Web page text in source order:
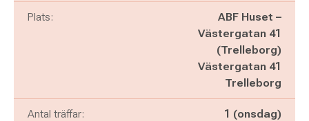
Plats:
ABF Huset –
Västergatan 41
(Trelleborg)
Västergatan 41
Trelleborg
Antal träffar: 1 (onsdag)